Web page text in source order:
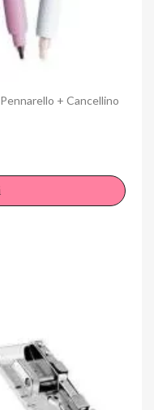
+ Cancellino